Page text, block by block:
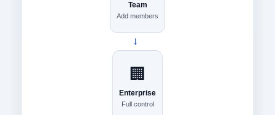
Team
Add members
→
🏢
Enterprise
Full control